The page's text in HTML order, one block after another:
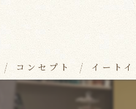
コンセプト イートイ
ランチメニ